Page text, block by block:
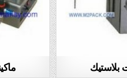
بلاستيك